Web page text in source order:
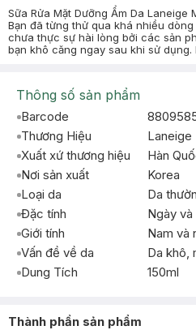
Sữa Rửa Mặt Dưỡng Ẩm Da Laneige
Bạn đã từng thử qua khá nhiều
chưa thực sự hài lòng bởi các sản
bạn khô căng ngay sau khi sử
Thông số sản phẩm
Barcode
Thương Hiệu
Laneige
Xuất xứ thương hiệu
Hàn
Nơi sản xuất
Korea
Loại da
Da
Đặc tính
Ngày
Giới tính
Nam và
Vấn đề về da
Da khô,
Dung Tích
150ml
Thành phần sản phẩm